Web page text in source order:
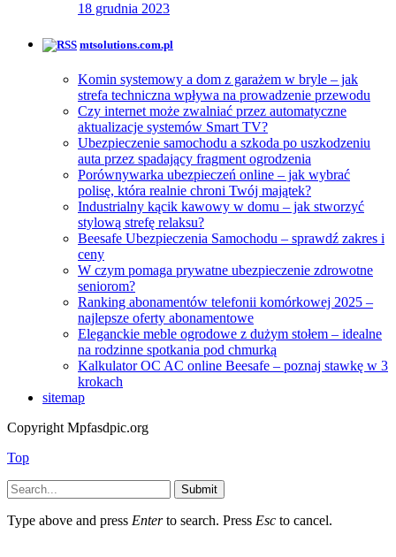
18 grudnia 2023
mtsolutions.com.pl
Komin systemowy a dom z garażem w bryle – jak
strefa techniczna wpływa na prowadzenie przewodu
Czy internet może zwalniać przez automatyczne
aktualizacje systemów Smart TV?
Ubezpieczenie samochodu a szkoda po uszkodzeniu
auta przez spadający fragment ogrodzenia
Porównywarka ubezpieczeń online – jak wybrać
polisę, która realnie chroni Twój majątek?
Industrialny kącik kawowy w domu – jak stworzyć
stylową strefę relaksu?
Beesafe Ubezpieczenia Samochodu – sprawdź zakres i
ceny
W czym pomaga prywatne ubezpieczenie zdrowotne
seniorom?
Ranking abonamentów telefonii komórkowej 2025 –
najlepsze oferty abonamentowe
Eleganckie meble ogrodowe z dużym stołem – idealne
na rodzinne spotkania pod chmurką
Kalkulator OC AC online Beesafe – poznaj stawkę w 3
krokach
sitemap
Copyright Mpfasdpic.org
Top
Submit
Type above and press Enterto search. Press Esc to cancel.